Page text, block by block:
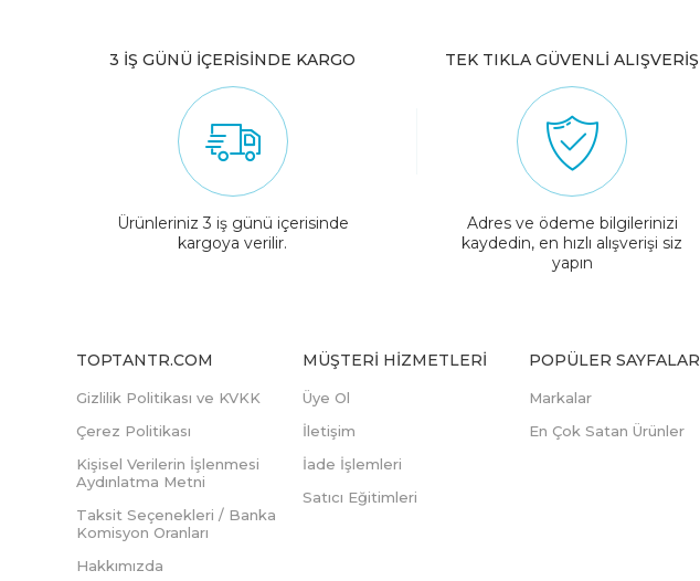
3 İŞ GÜNÜ İÇERİSİNDE KARGO
Ürünleriniz 3 iş günü içerisinde
kargoya verilir.
TEK TIKLA GÜVENLİ ALIŞVERİŞ
Adres ve ödeme bilgilerinizi
kaydedin, en hızlı alışverişi siz
yapın
TOPTANTR.COM
Gizlilik Politikası ve KVKK
Çerez Politikası
Kişisel Verilerin İşlenmesi
Aydınlatma Metni
Taksit Seçenekleri / Banka
Komisyon Oranları
Hakkımızda
MÜŞTERI HIZMETLERI
Üye Ol
İletişim
İade İşlemleri
Satıcı Eğitimleri
POPÜLER SAYFALAR
Markalar
En Çok Satan Ürünler